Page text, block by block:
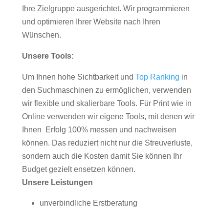
Ihre Zielgruppe ausgerichtet. Wir programmieren
und optimieren Ihrer Website nach Ihren
Wünschen.
Unsere Tools:
Um Ihnen hohe Sichtbarkeit und Top Ranking in
den Suchmaschinen zu ermöglichen, verwenden
wir flexible und skalierbare Tools. Für Print wie in
Online verwenden wir eigene Tools, mit denen wir
Ihnen Erfolg 100% messen und nachweisen
können. Das reduziert nicht nur die Streuverluste,
sondern auch die Kosten damit Sie können Ihr
Budget gezielt ensetzen können.
Unsere Leistungen
unverbindliche Erstberatung